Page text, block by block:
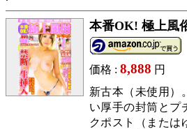
本番OK! 極上風
価格 : 8,888 円
新古本（未使用）
い厚手の封筒とプ
クポスト（または